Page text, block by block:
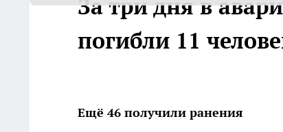
За три дня в
погибли 11
Ещё 46 получили ранения